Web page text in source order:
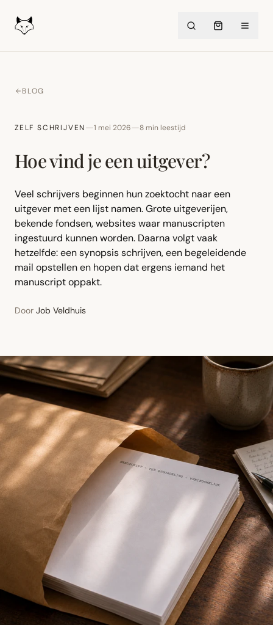
BLOG
ZELF SCHRIJVEN—1 mei 2026—8 min leestijd
Hoe vind je een uitgever?
Veel schrijvers beginnen hun zoektocht naar een
uitgever met een lijst namen. Grote uitgeverijen,
bekende fondsen, websites waar manuscripten
ingestuurd kunnen worden. Daarna volgt vaak
hetzelfde: een synopsis schrijven, een begeleidende
mail opstellen en hopen dat ergens iemand het
manuscript oppakt.
Door Job Veldhuis